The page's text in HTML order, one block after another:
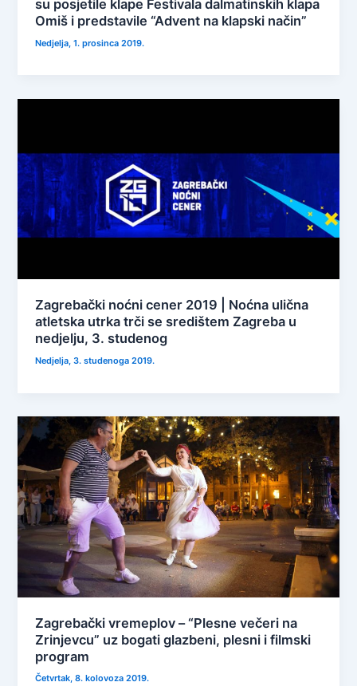
su posjetile klape Festivala dalmatinskih klapa
Omiš i predstavile “Advent na klapski način”
Nedjelja, 1. prosinca 2019.
Zagrebački noćni cener 2019 | Noćna ulična
atletska utrka trči se središtem Zagreba u
nedjelju, 3. studenog
Nedjelja, 3. studenoga 2019.
Zagrebački vremeplov – “Plesne večeri na
Zrinjevcu” uz bogati glazbeni, plesni i filmski
program
Četvrtak, 8. kolovoza 2019.